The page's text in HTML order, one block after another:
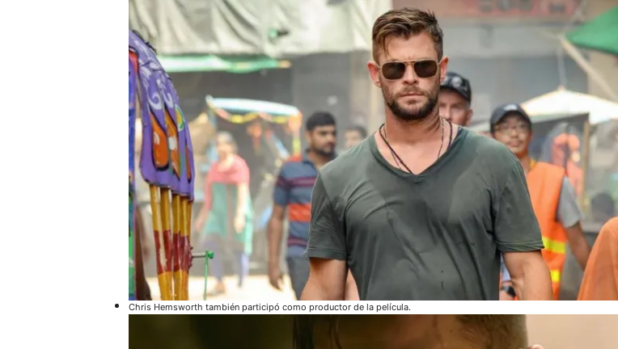
Chris Hemsworth también participó como productor de la película.